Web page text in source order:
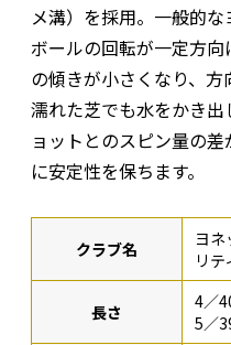
メ溝）を採用。一般的
ボールの回転が一定方
の傾きが小さくなり、方
濡れた芝でも水をかき
ョットとのスピン量の
に安定性を保ちます。
クラブ名
ヨネ
リテ
長さ
4／
5／